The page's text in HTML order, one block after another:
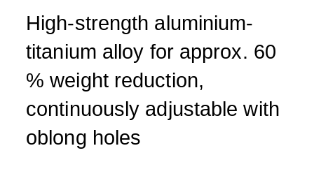
High-strength aluminium-
titanium alloy for approx. 60
% weight reduction,
continuously adjustable with
oblong holes